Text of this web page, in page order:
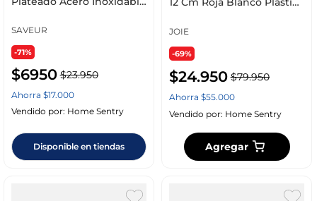
SAVEUR
-71%
$6950 $23.950
Ahorra $17.000
Vendido por: Home Sentry
Disponible en tiendas
JOIE
-69%
$24.950 $79.950
Ahorra $55.000
Vendido por: Home Sentry
Agregar